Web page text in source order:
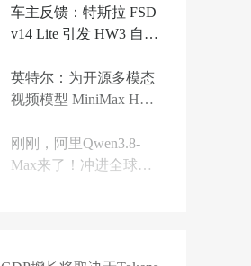
车主反馈：特斯拉 FSD
v14 Lite 引发 HW3 自动
英特尔：为开源多模态
视频模型 MiniMax H3
基于多卡 GPU 的部署
方案
刚刚，阿里Qwen3.8-
Max来了！冲进全球第